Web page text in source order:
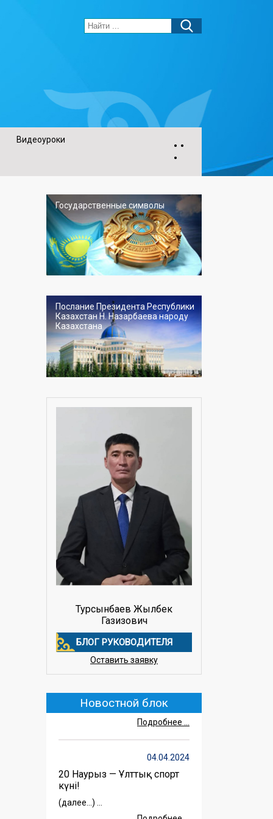
Видеоуроки
• •
•
Государственные символы
Послание Президента Республики
Казахстан Н. Назарбаева народу
Казахстана
Турсынбаев Жылбек
Газизович
БЛОГ РУКОВОДИТЕЛЯ
Оставить заявку
Новостной блок
20.05.2025
Семья барьер от
(далее…) ...
Подробнее ...
04.04.2024
20 Наурыз — Ұлттық спорт
күні!
(далее…) ...
Подробнее ...